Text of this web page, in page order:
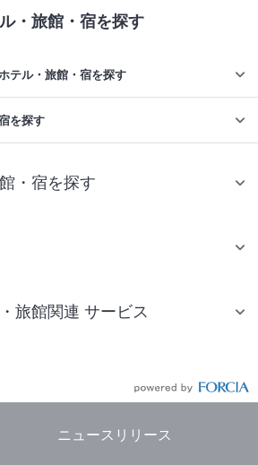
・旅館・宿を探す
テル・旅館・宿を探す
を探す
・宿を探す
旅館関連 サービス
ニュースリリース